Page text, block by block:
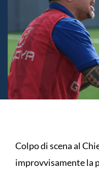
Colpo di scena al
improvvisamente la